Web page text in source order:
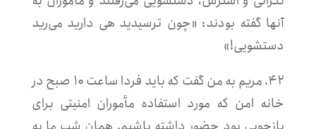
آنها گفته بودند: «چون ترسیدید هی دارید می‌رید
دستشویی!»
۴۲. مریم به من گفت که باید فردا ساعت ۱۰ صبح در
خانه امن که مورد استفاده مأموران امنیتی برای